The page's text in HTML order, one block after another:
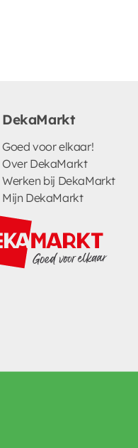
DekaMarkt
Goed voor elkaar!
Over DekaMarkt
Werken bij DekaMarkt
Mijn DekaMarkt